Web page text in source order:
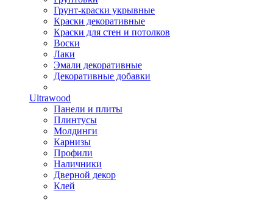
Грунт-краски укрывные
Краски декоративные
Краски для стен и потолков
Воски
Лаки
Эмали декоративные
Декоративные добавки
Ultrawood
Панели и плиты
Плинтусы
Молдинги
Карнизы
Профили
Наличники
Дверной декор
Клей